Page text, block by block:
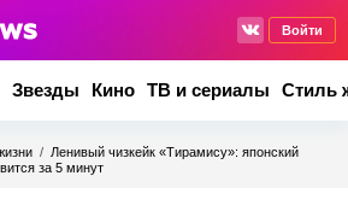
Войти
Звезды Кино ТВ и сериалы Стиль
/ Ленивый чизкейк «Тирамису»: японский
за 5 минут